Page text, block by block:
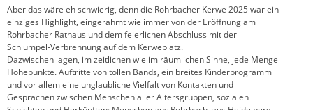
Aber das wäre eh schwierig, denn die Rohrbacher Kerwe 2025 war ein
einziges Highlight, eingerahmt wie immer von der Eröffnung am
Rohrbacher Rathaus und dem feierlichen Abschluss mit der
Schlumpel-Verbrennung auf dem Kerweplatz.
Dazwischen lagen, im zeitlichen wie im räumlichen Sinne, jede Menge
Höhepunkte. Auftritte von tollen Bands, ein breites Kinderprogramm
und vor allem eine unglaubliche Vielfalt von Kontakten und
Gesprächen zwischen Menschen aller Altersgruppen, sozialen